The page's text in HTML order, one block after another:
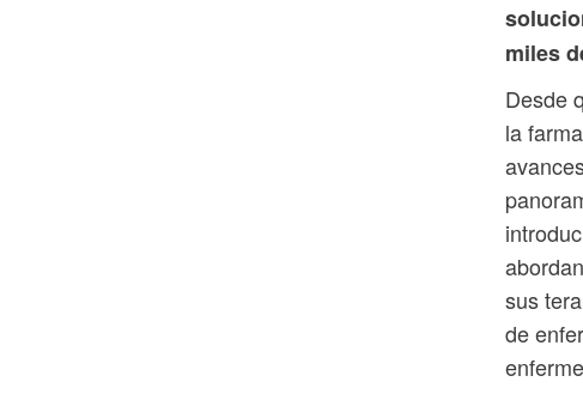
miles
Desde
la
sus
de